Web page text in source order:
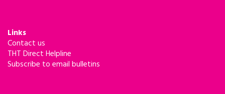
Links
Contact us
THT Direct Helpline
Subscribe to email bulletins